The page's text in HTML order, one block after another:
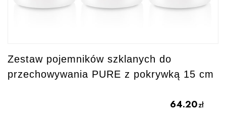
Zestaw pojemników szklanych do
przechowywania PURE z pokrywką 15 cm
64.20zł